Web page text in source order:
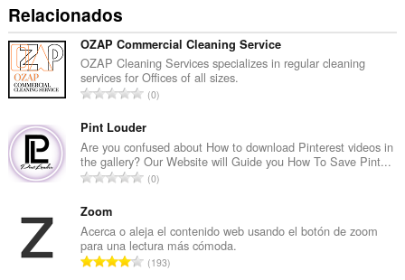
Relacionados
OZAP Commercial Cleaning Service
OZAP Cleaning Services specializes in regular cleaning
services for Offices of all sizes.
N
m
e
r
o
t
a
0
Pint Louder
Are you confused about How to download Pinterest videos in
the gallery? Our Website will Guide you How To Save Pint...
N
e
r
o
0
Zoom
Acerca o aleja el contenido web usando el botón de zoom
para una lectura más cómoda.
N193